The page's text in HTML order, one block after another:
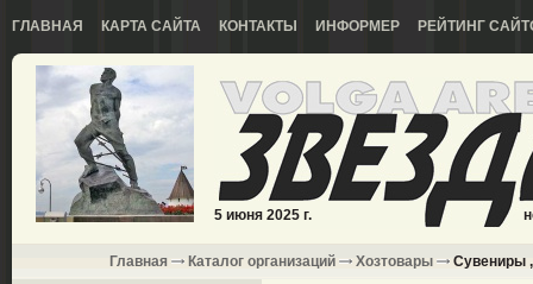
ГЛАВНАЯ КАРТА САЙТА КОНТАКТЫ ИНФОРМЕР РЕЙТИНГ
5 июня 2025 г.
Главная Каталог организаций Хозтовары Сувениры